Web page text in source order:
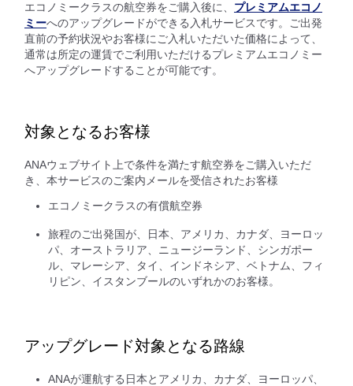
エコノミークラスの航空券をご購入後に、 プレミアムエコノ
ミーへのアップグレードができる入札サービスです。ご出発
直前の予約状況やお客様にご入札いただいた価格によって、
通常は所定の運賃でご利用いただけるプレミアムエコノミー
へアップグレードすることが可能です。
対象となるお客様
ANAウェブサイト上で条件を満たす航空券をご購入いただ
き、本サービスのご案内メールを受信されたお客様
エコノミークラスの有償航空券
旅程のご出発国が、日本、アメリカ、カナダ、ヨーロッ
パ、オーストラリア、ニュージーランド、シンガポー
ル、マレーシア、タイ、インドネシア、ベトナム、フィ
リピン、イスタンブールのいずれかのお客様。
アップグレード対象となる路線
ANAが運航する日本とアメリカ、カナダ、ヨーロッパ、